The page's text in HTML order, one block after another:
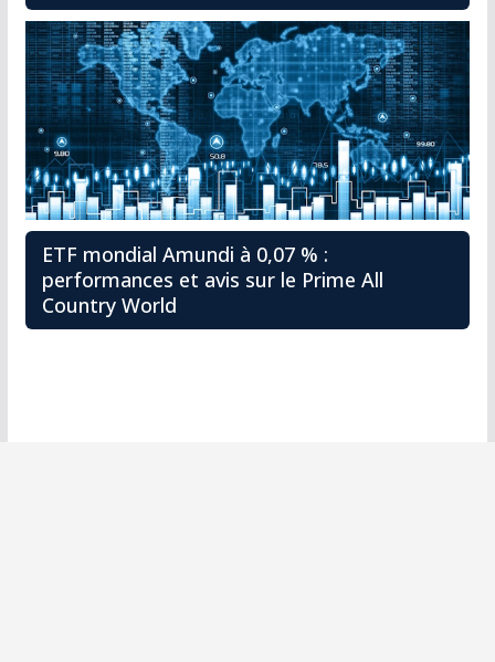
ETF mondial Amundi à 0,07 % :
performances et avis sur le Prime All
Country World